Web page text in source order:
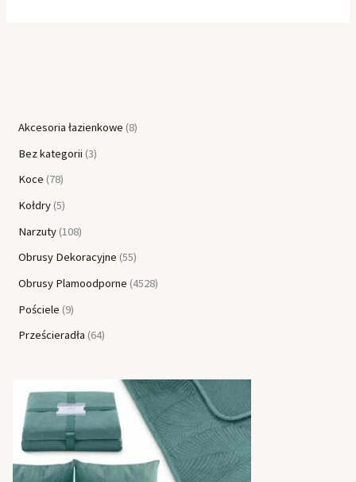
Akcesoria łazienkowe 8
Bez kategorii 3
Koce 78
Kołdry 5
Narzuty 108
Obrusy Dekoracyjne 55
Obrusy Plamoodporne 4528
Pościele 9
Prześcieradła 64